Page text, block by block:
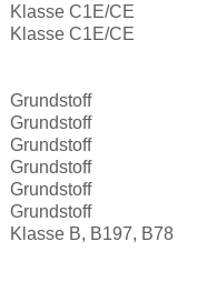
Klasse C1E/CE
Klasse C1E/CE
Grundstoff
Grundstoff
Grundstoff
Grundstoff
Grundstoff
Grundstoff
Klasse B, B197, B78